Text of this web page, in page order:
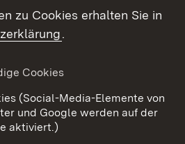
Datenschutz
Cookies
zu Cookies erhalten Sie in
.
Cookies
(Social-Media-Elemente von
und Google werden auf der
aktiviert.)